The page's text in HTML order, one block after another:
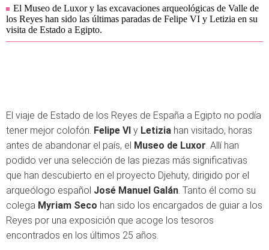
El Museo de Luxor y las excavaciones arqueológicas de Valle de
los Reyes han sido las últimas paradas de Felipe VI y Letizia en su
visita de Estado a Egipto.
El viaje de Estado de los Reyes de España a Egipto no podía
tener mejor colofón. Felipe VI y Letizia han visitado, horas
antes de abandonar el país, el Museo de Luxor . Allí han
podido ver una selección de las piezas más significativas
que han descubierto en el proyecto Djehuty, dirigido por el
arqueólogo español José Manuel Galán . Tanto él como su
colega Myriam Seco han sido los encargados de guiar a los
Reyes por una exposición que acoge los tesoros
encontrados en los últimos 25 años.